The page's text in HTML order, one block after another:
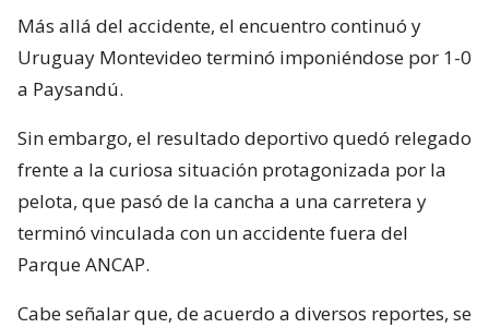
Más allá del accidente, el encuentro continuó y
Uruguay Montevideo terminó imponiéndose por 1-0
a Paysandú.
Sin embargo, el resultado deportivo quedó relegado
frente a la curiosa situación protagonizada por la
pelota, que pasó de la cancha a una carretera y
terminó vinculada con un accidente fuera del
Parque ANCAP.
Cabe señalar que, de acuerdo a diversos reportes, se